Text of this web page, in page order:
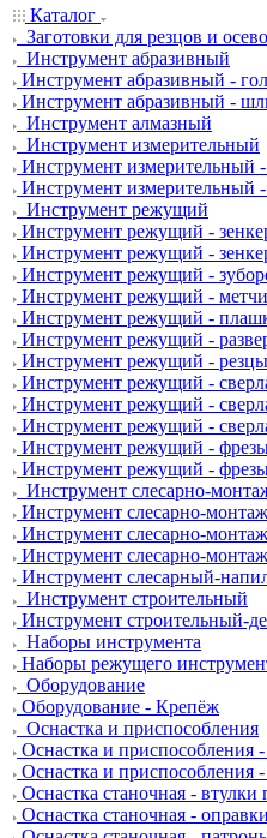
Каталог
Заготовки для резцов и
Инструмент абразивный
Инструмент абразивный -
Инструмент абразивный -
Инструмент алмазный
Инструмент измерительный
Инструмент измерительный
Инструмент измерительный
Инструмент режущий
Инструмент режущий -
Инструмент режущий -
Инструмент режущий -
Инструмент режущий -
Инструмент режущий -
Инструмент режущий -
Инструмент режущий - резцы
Инструмент режущий -
Инструмент режущий -
Инструмент режущий -
Инструмент режущий -
Инструмент режущий -
Инструмент слесарно-
Инструмент слесарно-
Инструмент слесарно-
Инструмент слесарно-
Инструмент слесарный-
Инструмент строительный
Инструмент строительный-
Наборы инструмента
Наборы режущего
Оборудование
Оборудование - Крепёж
Оснастка и приспособления
Оснастка и приспособления
Оснастка и приспособления
Оснастка станочная - втулки
Оснастка станочная -